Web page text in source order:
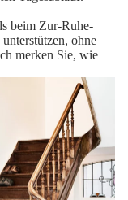
beim Zur-Ruhe-
ohne
merken Sie, wie